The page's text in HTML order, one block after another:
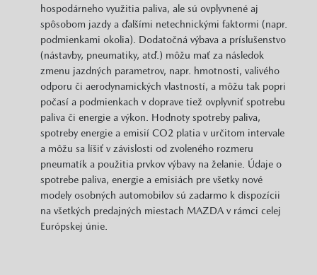
hospodárneho využitia paliva, ale sú ovplyvnené aj
spôsobom jazdy a ďalšími netechnickými faktormi (napr.
podmienkami okolia). Dodatočná výbava a príslušenstvo
(nástavby, pneumatiky, atď.) môžu mať za následok
zmenu jazdných parametrov, napr. hmotnosti, valivého
odporu či aerodynamických vlastností, a môžu tak popri
počasí a podmienkach v doprave tiež ovplyvniť spotrebu
paliva či energie a výkon. Hodnoty spotreby paliva,
spotreby energie a emisií CO2 platia v určitom intervale
a môžu sa líšiť v závislosti od zvoleného rozmeru
pneumatík a použitia prvkov výbavy na želanie. Údaje o
spotrebe paliva, energie a emisiách pre všetky nové
modely osobných automobilov sú zadarmo k dispozícii
na všetkých predajných miestach MAZDA v rámci celej
Európskej únie.